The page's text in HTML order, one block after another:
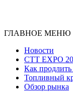
ГЛАВНОЕ МЕНЮ
Новости
CTT EXPO
Как
Топливный
Обзор рынка